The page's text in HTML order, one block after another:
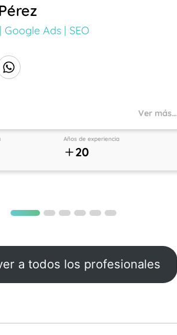
Google Ads | SEO
Ver más…
Años de experiencia
20
a todos los profesionales